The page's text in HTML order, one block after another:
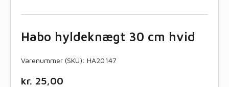
Habo hyldeknægt 30 cm hvid
Varenummer (SKU): HA20147
kr. 25,00